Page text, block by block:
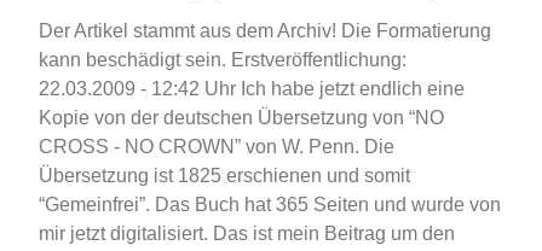
Der Artikel stammt aus dem Archiv! Die Formatierung
kann beschädigt sein. Erstveröffentlichung:
22.03.2009 - 12:42 Uhr Ich habe jetzt endlich eine
Kopie von der deutschen Übersetzung von “NO
CROSS - NO CROWN” von W. Penn. Die
Übersetzung ist 1825 erschienen und somit
“Gemeinfrei”. Das Buch hat 365 Seiten und wurde von
mir jetzt digitalisiert. Das ist mein Beitrag um den